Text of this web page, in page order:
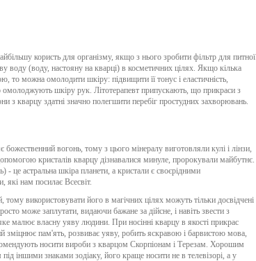
користь для організму, якщо з нього зробити фільтр для питної
воду (воду, настояну на кварці) в косметичних цілях. Якщо кілька
то можна омолодити шкіру: підвищити її тонус і еластичність,
шкіру рук. Літотерапевт припускають, що прикраси з
з кварцуздатні значно полегшити перебіг простудних захворювань.
вогонь, тому з цього мінералу виготовляли кулі і лінзи,
кристалів кварцудізнавалися минуле, пророкували майбутнє.
- це астральна шкіра планети, а кристали є своєрідними
які нам посилає Всесвіт.
тому використовувати його в магічних цілях можуть тільки досвідчені
може заплутати, видаючи бажане за дійсне, і навіть звести з
малює власну уяву людини. При носінні кварцув якості прикрас
зміцнює пам'ять, розвиває уяву, робить яскравою і барвистою мова,
носити вироби з кварцом Скорпіонам і Терезам. Хорошим
іншими знаками зодіаку, його краще носити не в телевізорі, а у